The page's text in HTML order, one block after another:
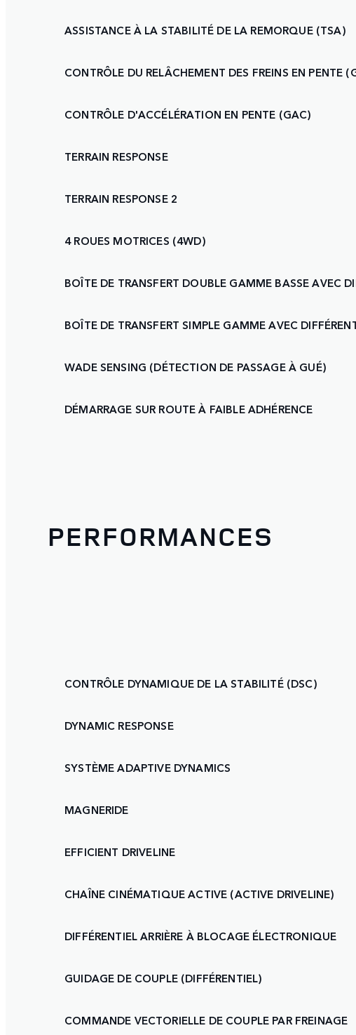
ASSISTANCE À LA STABILITÉ DE LA REMORQUE (TSA)
CONTRÔLE DU RELÂCHEMENT DES FREINS EN PENTE
CONTRÔLE D'ACCÉLÉRATION EN PENTE (GAC)
TERRAIN RESPONSE
TERRAIN RESPONSE 2
4 ROUES MOTRICES (4WD)
BOÎTE DE TRANSFERT DOUBLE GAMME BASSE AVEC
BOÎTE DE TRANSFERT SIMPLE GAMME AVEC
WADE SENSING (DÉTECTION DE PASSAGE À GUÉ)
DÉMARRAGE SUR ROUTE À FAIBLE ADHÉRENCE
PERFORMANCES
CONTRÔLE DYNAMIQUE DE LA STABILITÉ (DSC)
DYNAMIC RESPONSE
SYSTÈME ADAPTIVE DYNAMICS
MAGNERIDE
EFFICIENT DRIVELINE
CHAÎNE CINÉMATIQUE ACTIVE (ACTIVE DRIVELINE)
DIFFÉRENTIEL ARRIÈRE À BLOCAGE ÉLECTRONIQUE
GUIDAGE DE COUPLE (DIFFÉRENTIEL)
COMMANDE VECTORIELLE DE COUPLE PAR FREINAGE